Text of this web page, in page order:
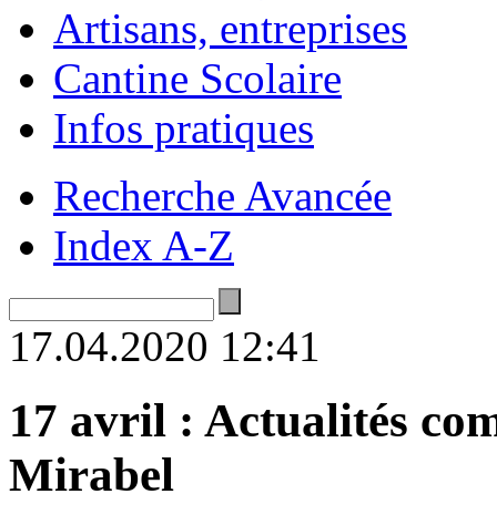
Artisans, entreprises
Cantine Scolaire
Infos pratiques
Recherche Avancée
Index A-Z
17.04.2020 12:41
17 avril : Actualités
Mirabel